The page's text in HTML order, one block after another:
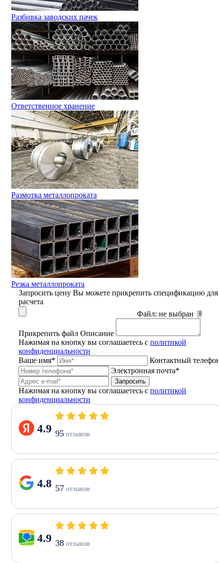
Разбивка заводских пачек
Ответственное хранение
Размотка металлопроката
Резка металлопроката
Запросить цену Вы можете прикрепить спецификацию для
расчета
Файл: не выбран
Прикрепить файл Описание
Нажимая на кнопку вы соглашаетесь с политикой
конфиденциальности
Ваше имя*
Контактный
Электронная почта*
Запросить
Нажимая на кнопку вы соглашаетесь с политикой
конфиденциальности
4.9 95 отзывов
4.8 57 отзывов
4.9 38 отзывов